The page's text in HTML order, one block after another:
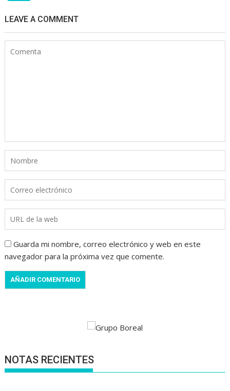
LEAVE A COMMENT
Guarda mi nombre, correo electrónico y web en este
navegador para la próxima vez que comente.
NOTAS RECIENTES